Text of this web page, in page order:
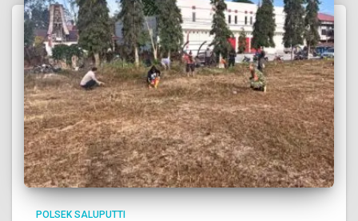
POLSEK SALUPUTTI